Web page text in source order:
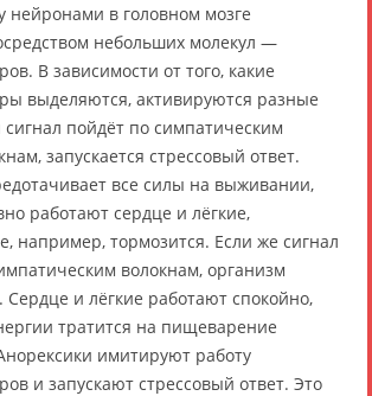
нейронами в головном мозге
небольших молекул —
В зависимости от того, какие
выделяются, активируются разные
пойдёт по симпатическим
запускается стрессовый ответ.
все силы на выживании,
работают сердце и лёгкие,
например, тормозится. Если же сигнал
волокнам, организм
Сердце и лёгкие работают спокойно,
тратится на пищеварение
имитируют работу
и запускают стрессовый ответ. Это